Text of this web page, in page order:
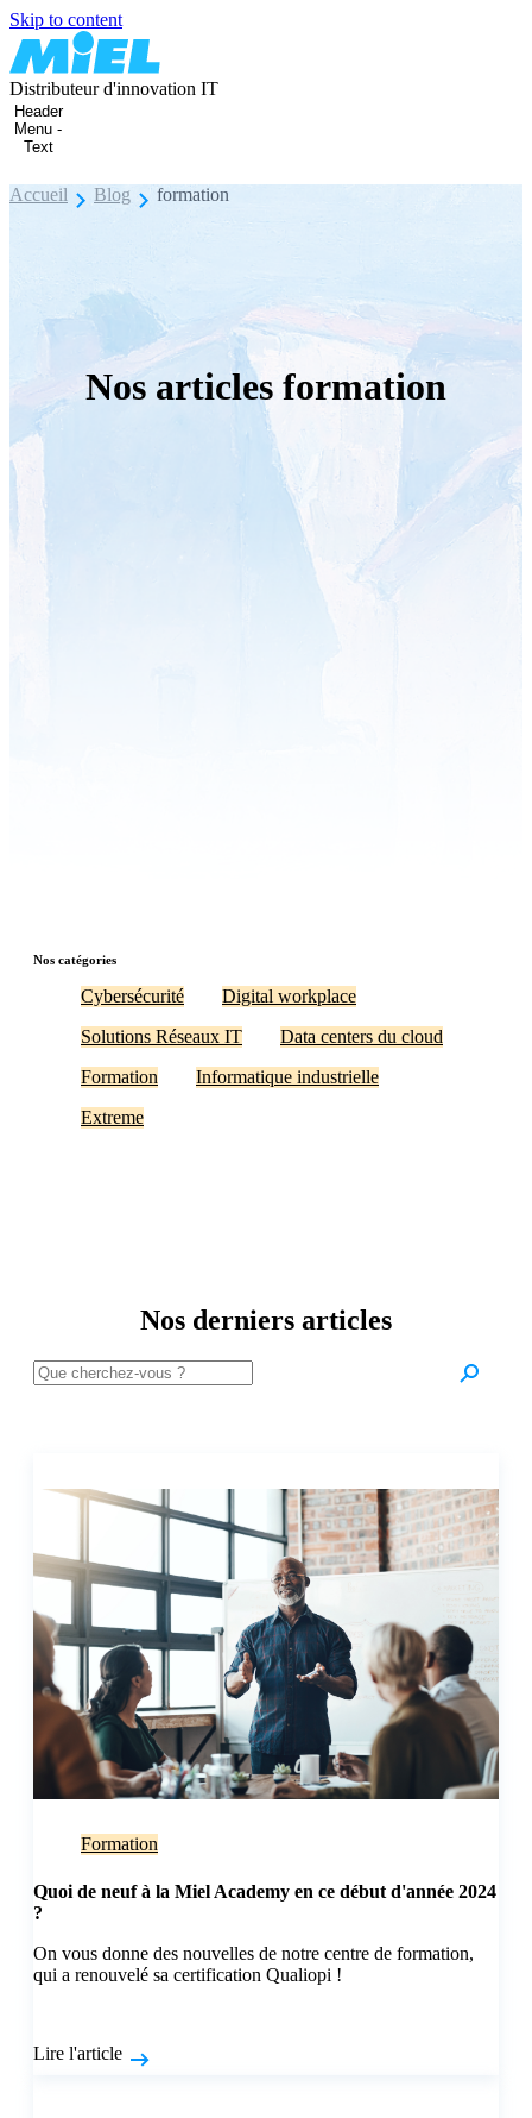
Skip to content
Distributeur d'innovation IT
Header
Menu -
Text
Accueil Blog formation
Nos articles formation
Nos catégories
Cybersécurité
Digital workplace
Solutions Réseaux IT
Data centers du cloud
Formation
Informatique industrielle
Extreme
Nos derniers articles
Formation
Quoi de neuf à la Miel Academy en ce début d'année 2024
?
On vous donne des nouvelles de notre centre de formation,
qui a renouvelé sa certification Qualiopi !
Lire l'article